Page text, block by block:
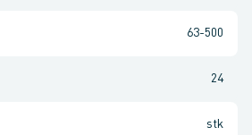
63-500
24
stk